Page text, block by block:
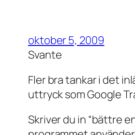
oktober 5, 2009
Svante
Fler bra tankar i det
uttryck som Google
Skriver du in “bättre